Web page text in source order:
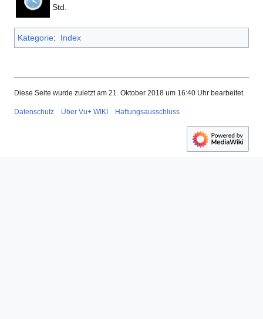
Std.
Kategorie: Index
Diese Seite wurde zuletzt am 21. Oktober 2018 um 16:40 Uhr bearbeitet.
Datenschutz Über Vu+ WIKI Haftungsausschluss